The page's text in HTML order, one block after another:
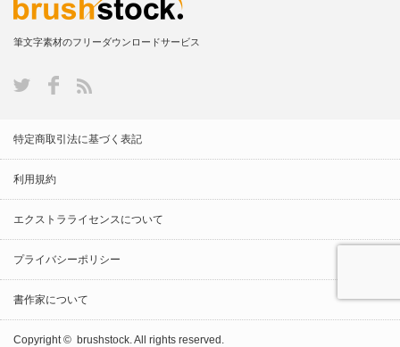
筆文字素材のフリーダウンロードサービス
特定商取引法に基づく表記
利用規約
エクストラライセンスについて
プライバシーポリシー
書作家について
Copyright © brushstock.All rights reserved.